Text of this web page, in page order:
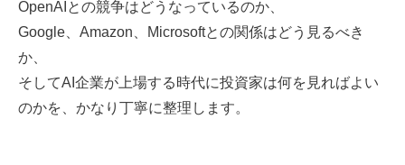
OpenAIとの競争はどうなっているのか、
Google、Amazon、Microsoftとの関係はどう見るべき
か、
そしてAI企業が上場する時代に投資家は何を見ればよい
のかを、かなり丁寧に整理します。